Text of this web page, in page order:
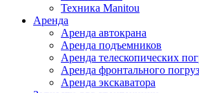
Техника Manitou
Аренда
Аренда автокрана
Аренда подъемников
Аренда телескопических
Аренда фронтального
Аренда экскаватора